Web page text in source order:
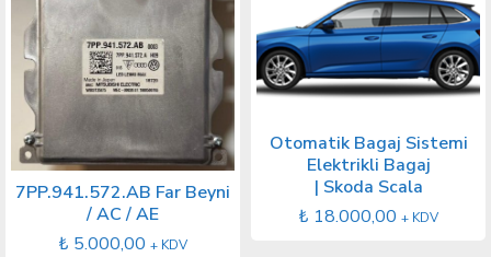
7PP.941.572.AB Far Beyni
/ AC / AE
₺ 5.000,00 + KDV
Otomatik Bagaj Sistemi
Elektrikli Bagaj
| Skoda Scala
₺ 18.000,00 + KDV